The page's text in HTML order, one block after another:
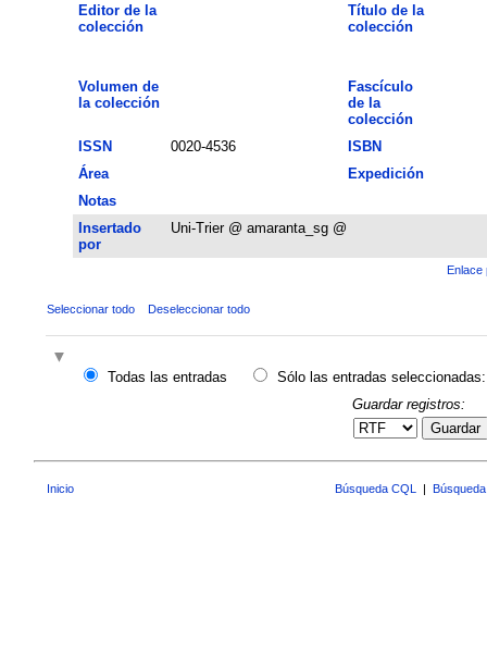
Editor de la
colección
Título de la
colección
Volumen de
la colección
Fascículo
de la
colección
ISSN
0020-4536
ISBN
Área
Expedición
Notas
Insertado
por
Uni-Trier @ amaranta_sg @
Enlace
Seleccionar todo Deseleccionar todo
Todas las entradas
Sólo las entradas seleccionadas:
Guardar registros:
Guardar
Inicio Búsqueda CQL